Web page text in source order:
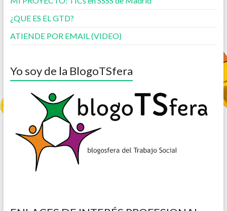
¿QUE ES EL GTD?
ATIENDE POR EMAIL (VIDEO)
Yo soy de la BlogoTSfera